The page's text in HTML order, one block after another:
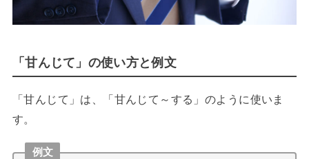
「甘んじて」の使い方と例文
「甘んじて」は、「甘んじて～する」のように使いま
す。
例文